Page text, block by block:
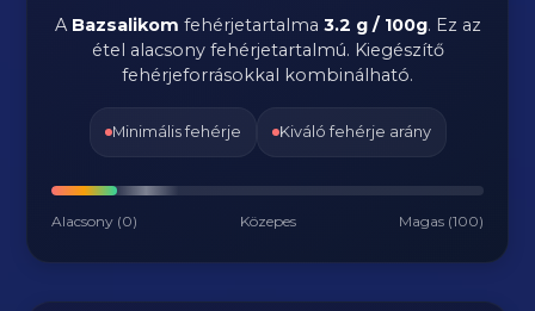
A Bazsalikom fehérjetartalma 3.2 g / 100g. Ez az
étel alacsony fehérjetartalmú. Kiegészítő
fehérjeforrásokkal kombinálható.
Minimális fehérje Kiváló fehérje arány
Alacsony (0) Közepes Magas (100)